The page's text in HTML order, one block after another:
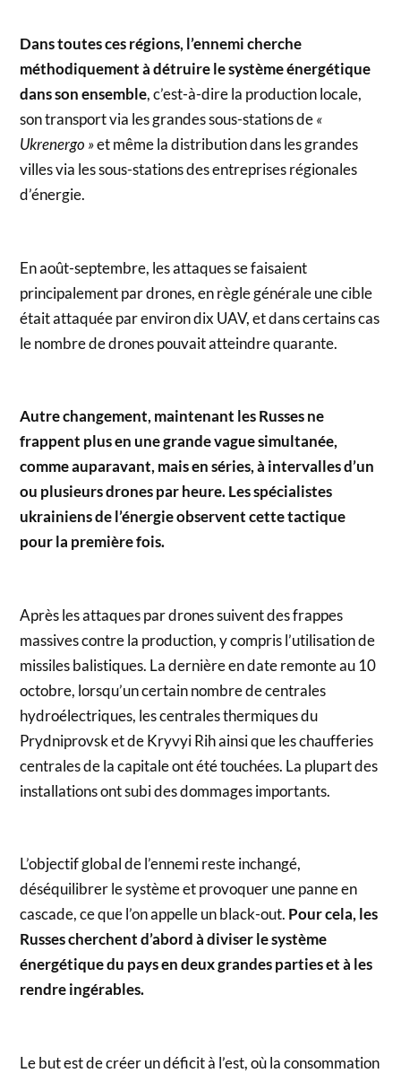
Dans toutes ces régions, l’ennemi cherche
méthodiquement à détruire le système énergétique
dans son ensemble, c’est-à-dire la production locale,
son transport via les grandes sous-stations de«
Ukrenergo »et même la distribution dans les grandes
villes via les sous-stations des entreprises régionales
d’énergie.
En août-septembre, les attaques se faisaient
principalement par drones, en règle générale une cible
était attaquée par environ dix UAV, et dans certains cas
le nombre de drones pouvait atteindre quarante.
Autre changement, maintenant les Russes ne
frappent plus en une grande vague simultanée,
comme auparavant, mais en séries, à intervalles d’un
ou plusieurs drones par heure. Les spécialistes
ukrainiens de l’énergie observent cette tactique
pour la première fois.
Après les attaques par drones suivent des frappes
massives contre la production, y compris l’utilisation de
missiles balistiques. La dernière en date remonte au 10
octobre, lorsqu’un certain nombre de centrales
hydroélectriques, les centrales thermiques du
Prydniprovsk et de Kryvyi Rih ainsi que les chaufferies
centrales de la capitale ont été touchées. La plupart des
installations ont subi des dommages importants.
L’objectif global de l’ennemi reste inchangé,
déséquilibrer le système et provoquer une panne en
cascade, ce que l’on appelle un black-out. Pour cela, les
Russes cherchent d’abord à diviser le système
énergétique du pays en deux grandes parties et à les
rendre ingérables.
Le but est de créer un déficit à l’est, où la consommation